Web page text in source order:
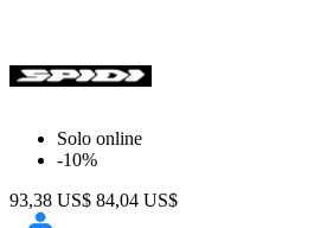
Solo online
-10%
93,38 US$ 84,04 US$